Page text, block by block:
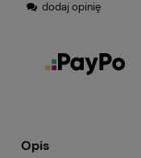
dodaj opinię
Opis